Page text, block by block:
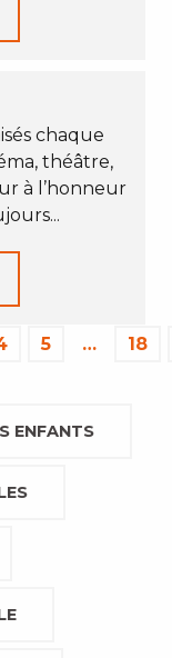
chaque
théâtre,
à l’honneur
5 … 18
ENFANTS